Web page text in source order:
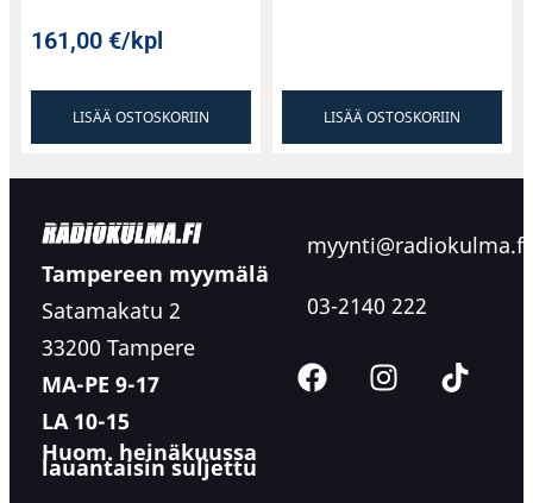
161,00€/kpl
LISÄÄ OSTOSKORIIN LISÄÄ OSTOSKORIIN
Tampereen myymälä
Satamakatu 2
33200 Tampere
MA-PE 9-17
LA 10-15
Huom. heinäkuussa
lauantaisin suljettu
myynti@radiokulma.fi
03-2140 222